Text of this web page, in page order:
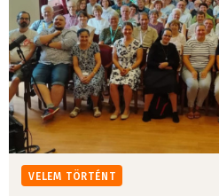
VELEM TÖRTÉNT